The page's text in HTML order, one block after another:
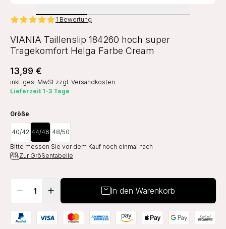
1 Bewertung
VIANIA Taillenslip 184260 hoch super
Tragekomfort Helga Farbe Cream
13,99 €
inkl. ges. MwSt zzgl. Versandkosten
Lieferzeit 1-3 Tage
Größe
40/42 44/46 48/50
Bitte messen Sie vor dem Kauf noch einmal nach
Zur Größentabelle
In den Warenkorb